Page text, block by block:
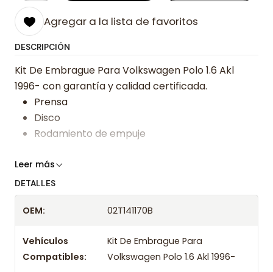
Agregar a la lista de favoritos
DESCRIPCIÓN
Kit De Embrague Para Volkswagen Polo 1.6 Akl
1996- con garantía y calidad certificada.
Prensa
Disco
Rodamiento de empuje
Somos especialistas en embragues desde 2019,
tienda previo correo de confirmación.
Leer más
DETALLES
OEM: 02T141170B
Vehículos
Compatibles:
Kit De Embrague Para
Volkswagen Polo 1.6 Akl 1996-